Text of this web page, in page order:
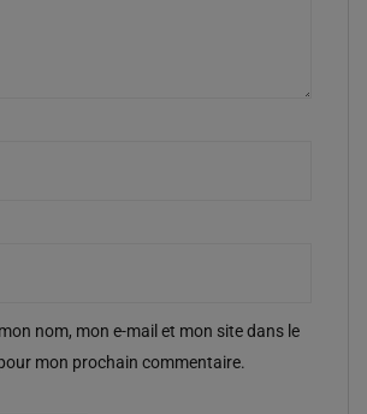
nom, mon e-mail et mon site dans le
mon prochain commentaire.